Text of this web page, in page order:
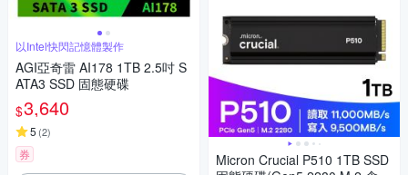
以Intel快閃記憶體製作
AGI亞奇雷 AI178 1TB 2.5吋 S
ATA3 SSD 固態硬碟
$3,640
5 (2)
券
Micron Crucial P510 1TB SSD